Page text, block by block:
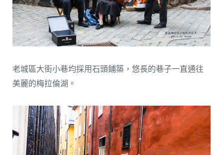
老城區大街小巷均採用石頭鋪築，悠長的巷子一直通往
美麗的梅拉倫湖。